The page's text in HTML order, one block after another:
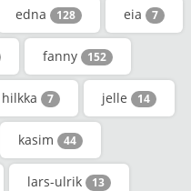
edna 128 eia 7
fanny 152
hilkka 7 jelle 14
kasim 44
lars-ulrik 13